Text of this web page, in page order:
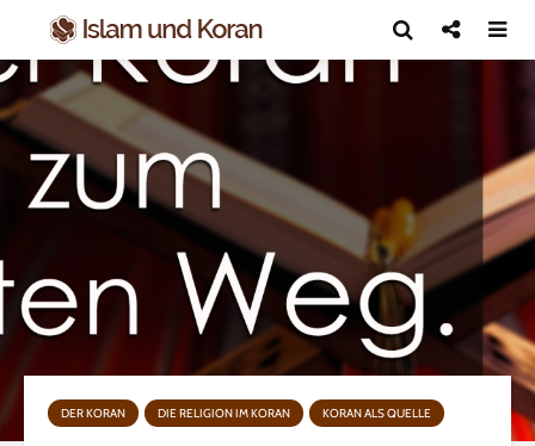
DER KORAN DIE RELIGION IM KORAN KORAN ALS QUELLE